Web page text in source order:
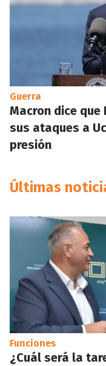
Guerra
Macron dice
sus ataques a
presión
Últimas
Funciones
¿Cuál será la